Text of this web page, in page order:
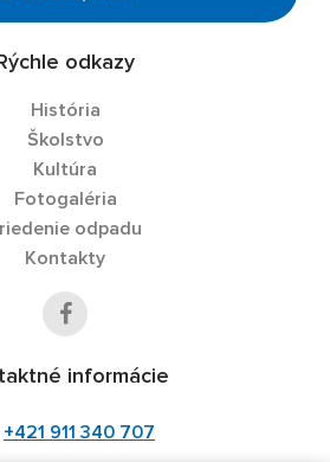
Rýchle odkazy
História
Školstvo
Kultúra
Fotogaléria
odpadu
Kontakty
informácie
+421 911 340 707